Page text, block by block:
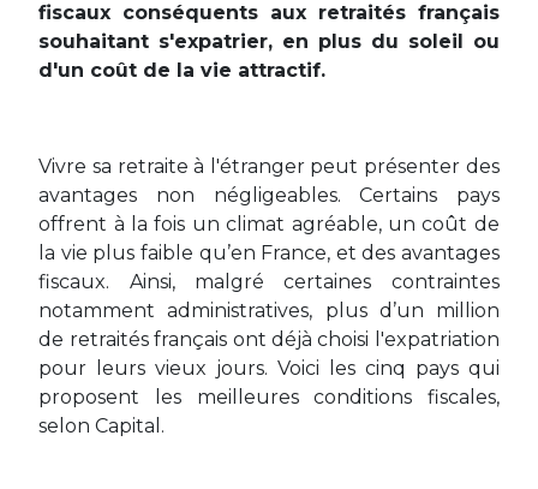
fiscaux conséquents aux retraités français
souhaitant s'expatrier, en plus du soleil ou
d'un coût de la vie attractif.
Vivre sa retraite à l'étranger peut présenter des
avantages non négligeables. Certains pays
offrent à la fois un climat agréable, un coût de
la vie plus faible qu’en France, et des avantages
fiscaux. Ainsi, malgré certaines contraintes
notamment administratives, plus d’un million
de retraités français ont déjà choisi l'expatriation
pour leurs vieux jours. Voici les cinq pays qui
proposent les meilleures conditions fiscales,
selon Capital.